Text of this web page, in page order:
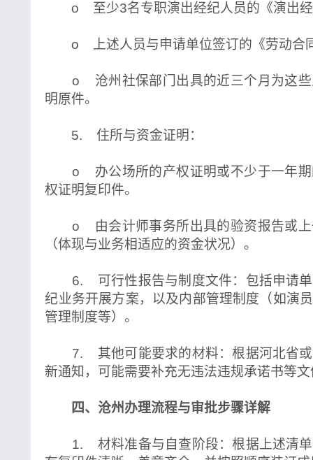
o 至少3名专职演出经纪人员的《演出经
o 上述人员与申请单位签订的《劳动合
o 沧州社保部门出具的近三个月为这些
明原件。
5. 住所与资金证明：
o 办公场所的产权证明或不少于一年期
权证明复印件。
o 由会计师事务所出具的验资报告或上
（体现与业务相适应的资金状况）。
6. 可行性报告与制度文件：包括申请单
纪业务开展方案，以及内部管理制度（如演
管理制度等）。
7. 其他可能要求的材料：根据河北省或
新通知，可能需要补充无违法违规承诺书等
四、沧州办理流程与审批步骤详解
1. 材料准备与自查阶段：根据上述清单